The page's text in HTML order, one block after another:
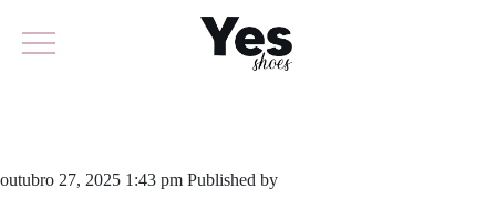
outubro 27, 2025 1:43 pm Published by